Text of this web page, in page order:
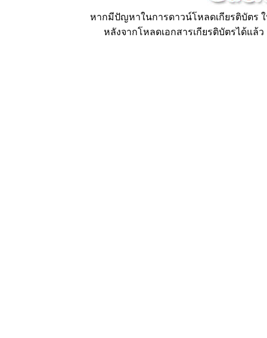
หากมีปัญหาในการดาวน์โหลดเกียรติบัตร
หลังจากโหลดเอกสารเกียรติบัตรได้แล้